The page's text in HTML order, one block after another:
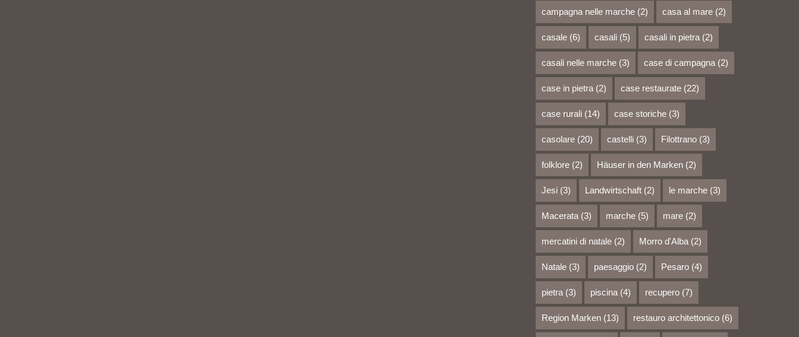
campagna nelle marche(2) casa al mare(2)
casale(6) casali(5) casali in pietra(2)
casali nelle marche(3) case di campagna(2)
case in pietra(2) case restaurate(22)
case rurali(14) case storiche(3)
casolare(20) castelli(3) Filottrano(3)
folklore(2) Häuser in den Marken(2)
Jesi(3) Landwirtschaft(2) le marche(3)
Macerata(3) marche(5) mare(2)
mercatini di natale(2) Morro d'Alba(2)
Natale(3) paesaggio(2) Pesaro(4)
pietra(3) piscina(4) recupero(7)
Region Marken(13) restauro architettonico(6)